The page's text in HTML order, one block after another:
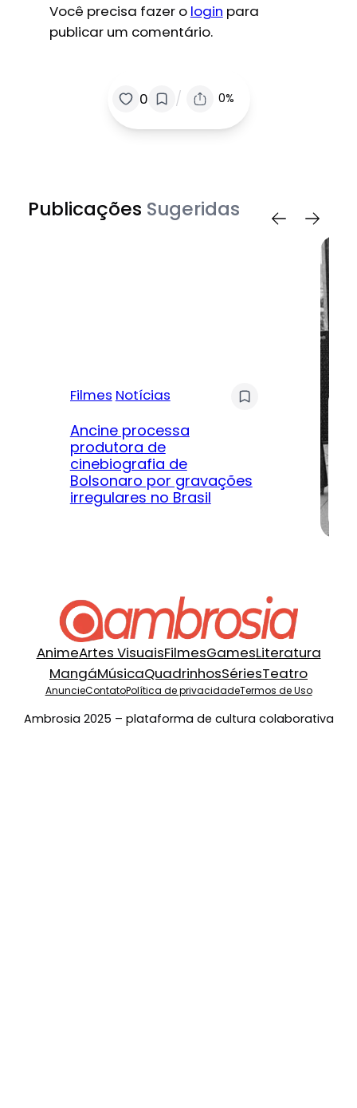
Você precisa fazer o login para
publicar um comentário.
0 / 0%
Publicações Sugeridas
Filmes Notícias
Ancine processa
produtora de
cinebiografia de
Bolsonaro por gravações
irregulares no Brasil
AnimeArtes VisuaisFilmesGamesLiteratura
MangáMúsicaQuadrinhosSériesTeatro
AnuncieContatoPolítica de privacidadeTermos de Uso
Ambrosia 2025 – plataforma de cultura colaborativa